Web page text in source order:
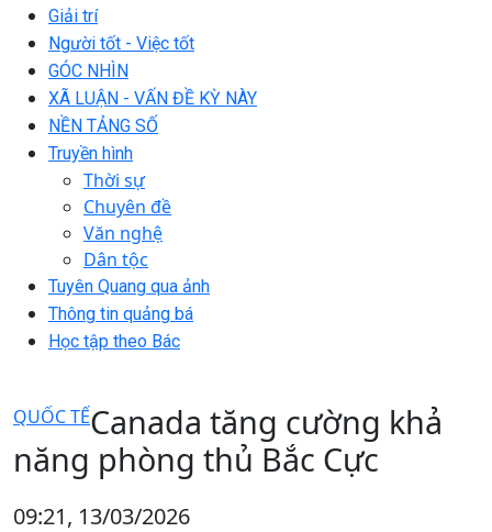
Giải trí
Người tốt - Việc tốt
GÓC NHÌN
XÃ LUẬN - VẤN ĐỀ KỲ NÀY
NỀN TẢNG SỐ
Truyền hình
Thời sự
Chuyên đề
Văn nghệ
Dân tộc
Tuyên Quang qua ảnh
Thông tin quảng bá
Học tập theo Bác
QUỐC TẾCanada tăng cường khả
năng phòng thủ Bắc Cực
09:21, 13/03/2026